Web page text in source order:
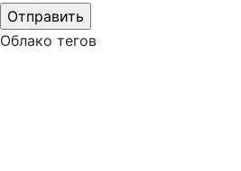
Облако тегов